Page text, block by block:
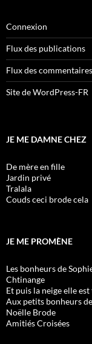
Connexion
Flux des publications
Flux des commentaires
Site de WordPress-FR
JE ME DAMNE CHEZ
De mère en fille
Jardin privé
Tralala
Couds ceci brode cela
JE ME PROMÈNE
Les bonheurs de
Chtinange
Et puis la neige elle
Aux petits bonheurs
Noëlle Brode
Amitiés Croisées